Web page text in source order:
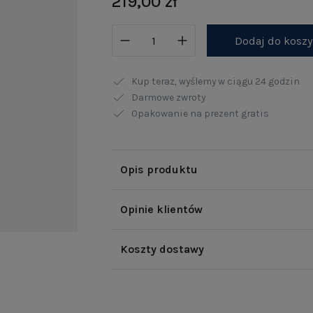
Dodaj do
Kup teraz, wyślemy w ciągu 24 godzin
Darmowe zwroty
Opakowanie na prezent gratis
Opis produktu
Opinie klientów
Koszty dostawy